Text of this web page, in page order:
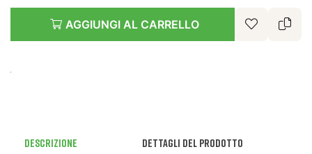
AGGIUNGI AL CARRELLO
Descrizione Dettagli del prodotto